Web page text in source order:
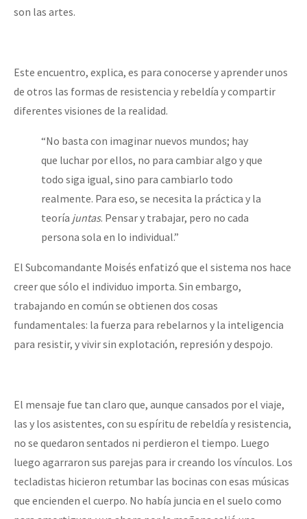
son las artes.
Este encuentro, explica, es para conocerse y aprender unos
de otros las formas de resistencia y rebeldía y compartir
diferentes visiones de la realidad.
“No basta con imaginar nuevos mundos; hay
que luchar por ellos, no para cambiar algo y que
todo siga igual, sino para cambiarlo todo
realmente. Para eso, se necesita la práctica y la
teoría juntas. Pensar y trabajar, pero no cada
persona sola en lo individual.”
El Subcomandante Moisés enfatizó que el sistema nos hace
creer que sólo el individuo importa. Sin embargo,
trabajando en común se obtienen dos cosas
fundamentales: la fuerza para rebelarnos y la inteligencia
para resistir, y vivir sin explotación, represión y despojo.
El mensaje fue tan claro que, aunque cansados por el viaje,
las y los asistentes, con su espíritu de rebeldía y resistencia,
no se quedaron sentados ni perdieron el tiempo. Luego
luego agarraron sus parejas para ir creando los vínculos. Los
tecladistas hicieron retumbar las bocinas con esas músicas
que encienden el cuerpo. No había juncia en el suelo como